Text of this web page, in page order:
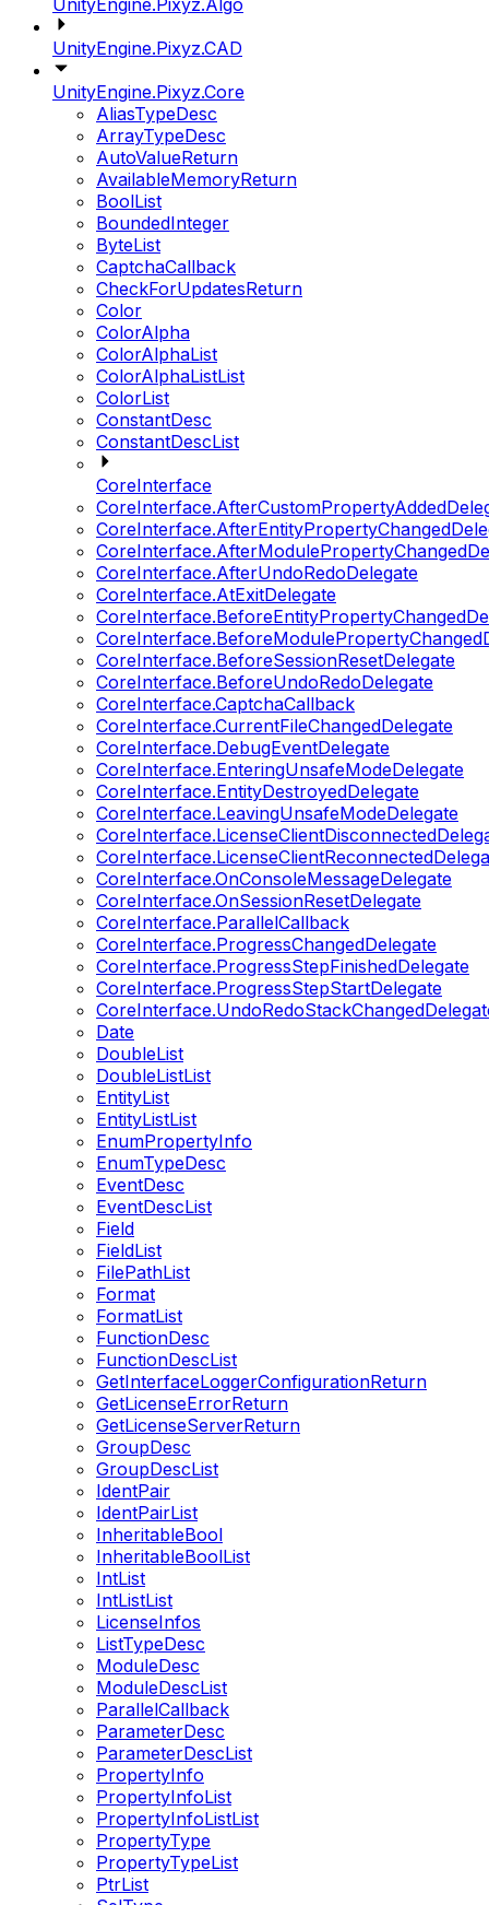
UnityEngine.Pixyz.Algo
UnityEngine.Pixyz.CAD
UnityEngine.Pixyz.Core
AliasTypeDesc
ArrayTypeDesc
AutoValueReturn
AvailableMemoryReturn
BoolList
BoundedInteger
ByteList
CaptchaCallback
CheckForUpdatesReturn
Color
ColorAlpha
ColorAlphaList
ColorAlphaListList
ColorList
ConstantDesc
ConstantDescList
CoreInterface
CoreInterface.AfterUndoRedoDelegate
CoreInterface.AtExitDelegate
CoreInterface.BeforeSessionResetDelegate
CoreInterface.BeforeUndoRedoDelegate
CoreInterface.CaptchaCallback
CoreInterface.CurrentFileChangedDelegate
CoreInterface.DebugEventDelegate
CoreInterface.EnteringUnsafeModeDelegate
CoreInterface.EntityDestroyedDelegate
CoreInterface.LeavingUnsafeModeDelegate
CoreInterface.OnConsoleMessageDelegate
CoreInterface.OnSessionResetDelegate
CoreInterface.ParallelCallback
CoreInterface.ProgressChangedDelegate
CoreInterface.ProgressStepFinishedDelegate
CoreInterface.ProgressStepStartDelegate
Date
DoubleList
DoubleListList
EntityList
EntityListList
EnumPropertyInfo
EnumTypeDesc
EventDesc
EventDescList
Field
FieldList
FilePathList
Format
FormatList
FunctionDesc
FunctionDescList
GetInterfaceLoggerConfigurationReturn
GetLicenseErrorReturn
GetLicenseServerReturn
GroupDesc
GroupDescList
IdentPair
IdentPairList
InheritableBool
InheritableBoolList
IntList
IntListList
LicenseInfos
ListTypeDesc
ModuleDesc
ModuleDescList
ParallelCallback
ParameterDesc
ParameterDescList
PropertyInfo
PropertyInfoList
PropertyInfoListList
PropertyType
PropertyTypeList
PtrList